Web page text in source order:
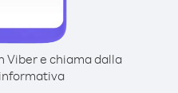
Viber e chiama dalla